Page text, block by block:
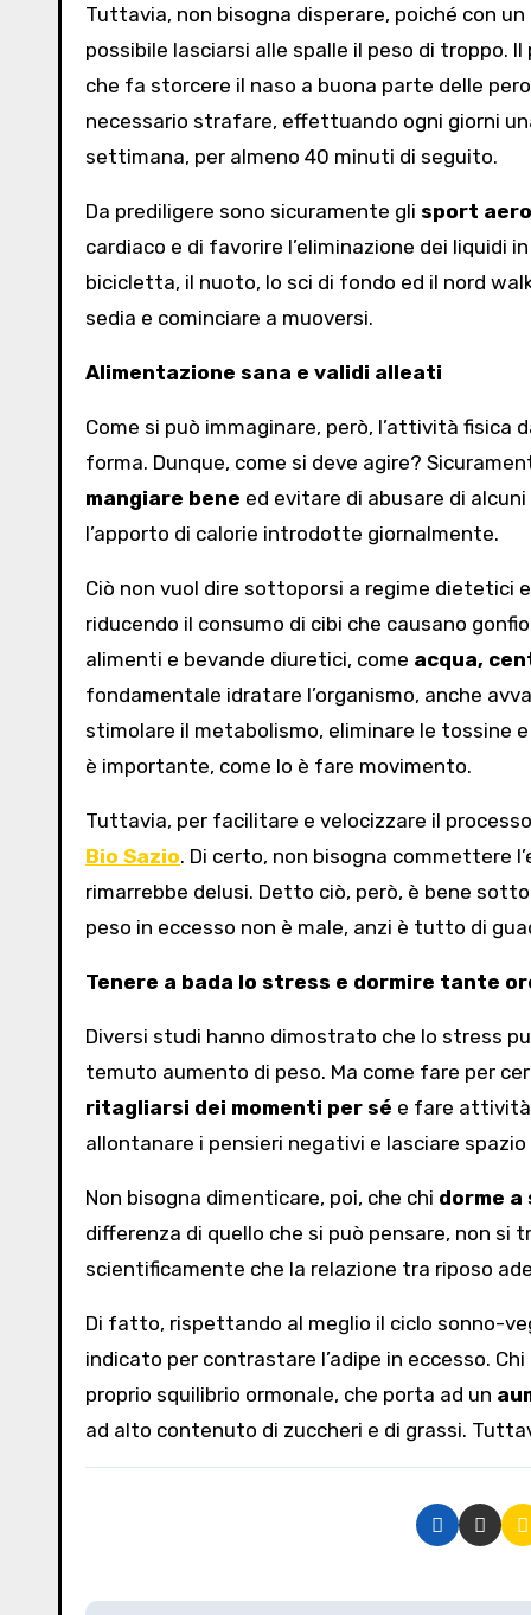
Tuttavia, non bisogna disperare, poiché con
possibile lasciarsi alle spalle il peso di troppo.
che fa storcere il naso a buona parte delle
necessario strafare, effettuando ogni giorni
settimana, per almeno 40 minuti di seguito.
Da prediligere sono sicuramente gli sport
cardiaco e di favorire l’eliminazione dei liquidi
bicicletta, il nuoto, lo sci di fondo ed il nord
sedia e cominciare a muoversi.
Alimentazione sana e validi alleati
Come si può immaginare, però, l’attività
forma. Dunque, come si deve agire?
mangiare bene ed evitare di abusare di
l’apporto di calorie introdotte giornalmente.
Ciò non vuol dire sottoporsi a regime dietetici
riducendo il consumo di cibi che causano
alimenti e bevande diuretici, come acqua,
fondamentale idratare l’organismo, anche
stimolare il metabolismo, eliminare le tossine
è importante, come lo è fare movimento.
Tuttavia, per facilitare e velocizzare il
Bio Sazio. Di certo, non bisogna commettere
rimarrebbe delusi. Detto ciò, però, è bene
peso in eccesso non è male, anzi è tutto di
Tenere a bada lo stress e dormire tante
Diversi studi hanno dimostrato che lo stress
temuto aumento di peso. Ma come fare per
ritagliarsi dei momenti per sé e fare attività
allontanare i pensieri negativi e lasciare
Non bisogna dimenticare, poi, che chi dorme a
differenza di quello che si può pensare, non
scientificamente che la relazione tra riposo
Di fatto, rispettando al meglio il ciclo sonno-
indicato per contrastare l’adipe in eccesso.
proprio squilibrio ormonale, che porta ad un
ad alto contenuto di zuccheri e di grassi.